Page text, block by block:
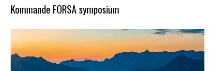
Kommande FORSA symposium